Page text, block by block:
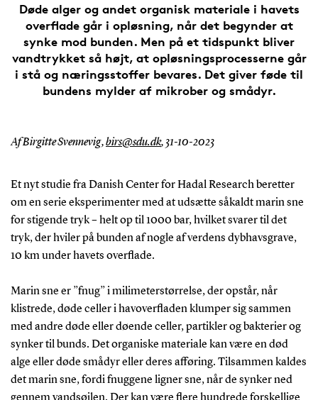
Døde alger og andet organisk materiale i havets
overflade går i opløsning, når det begynder at
synke mod bunden. Men på et tidspunkt bliver
vandtrykket så højt, at opløsningsprocesserne går
i stå og næringsstoffer bevares. Det giver føde til
bundens mylder af mikrober og smådyr.
Af Birgitte Svennevig,birs@sdu.dk, 31-10-2023
Et nyt studie fra Danish Center for Hadal Research beretter
om en serie eksperimenter med at udsætte såkaldt marin sne
for stigende tryk – helt op til 1000 bar, hvilket svarer til det
tryk, der hviler på bunden af nogle af verdens dybhavsgrave,
10 km under havets overflade.
Marin sne er ”fnug” i milimeterstørrelse, der opstår, når
klistrede, døde celler i havoverfladen klumper sig sammen
med andre døde eller døende celler, partikler og bakterier og
synker til bunds. Det organiske materiale kan være en død
alge eller døde smådyr eller deres afføring. Tilsammen kaldes
det marin sne, fordi fnuggene ligner sne, når de synker ned
gennem vandsøjlen. Der kan være flere hundrede forskellige